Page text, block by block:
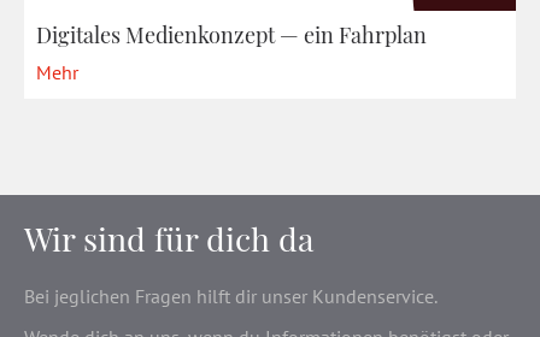
Digitales Medienkonzept — ein Fahrplan
Mehr
Wir sind für dich da
Bei jeglichen Fragen hilft dir unser Kundenservice.